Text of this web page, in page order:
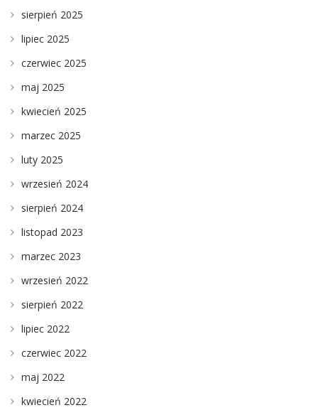
sierpień 2025
lipiec 2025
czerwiec 2025
maj 2025
kwiecień 2025
marzec 2025
luty 2025
wrzesień 2024
sierpień 2024
listopad 2023
marzec 2023
wrzesień 2022
sierpień 2022
lipiec 2022
czerwiec 2022
maj 2022
kwiecień 2022